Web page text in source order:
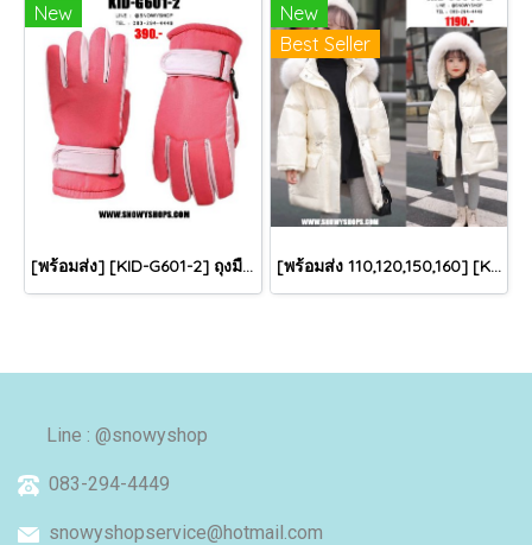
New
[พร้อมส่ง] [KID-G601-2] ถุงมือกันหนาวเด็กสีชมพูเข้ม ซับขนด้านใน ใส่กันหนาวเล่นหิมะได้ (เหมาะสำหรับเด็ก 3-5ขวบ)
New
Best Seller
[พร้อมส่ง 110,120,150,160] [KID-C5040-2] เสื้อโค้ทกันหนาวเด็กขนเป็ดสีขาว แขนยาว มีกระเป๋าสองข้าง แบบซิปด้านหน้า หมวกฮู้ดติดเฟอร์ฟรุ้งฟริ้งใส่ติดลบกันหนาว เล่นหิมะได้ค่ะ
Line : @snowyshop
083-294-4449
snowyshopservice@hotmail.com